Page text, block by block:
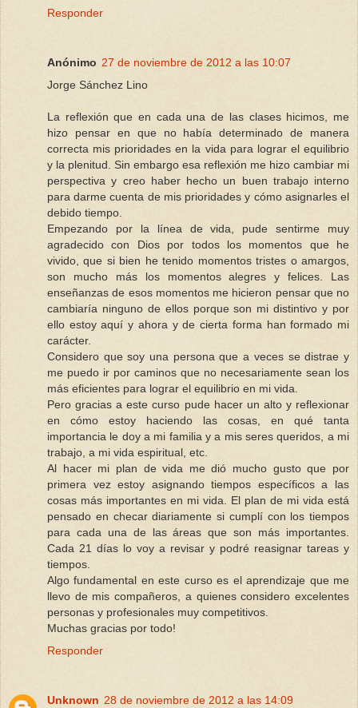
Responder
Anónimo 27 de noviembre de 2012 a las 10:07
Jorge Sánchez Lino
La reflexión que en cada una de las clases hicimos, me
hizo pensar en que no había determinado de manera
correcta mis prioridades en la vida para lograr el equilibrio
y la plenitud. Sin embargo esa reflexión me hizo cambiar mi
perspectiva y creo haber hecho un buen trabajo interno
para darme cuenta de mis prioridades y cómo asignarles el
debido tiempo.
Empezando por la línea de vida, pude sentirme muy
agradecido con Dios por todos los momentos que he
vivido, que si bien he tenido momentos tristes o amargos,
son mucho más los momentos alegres y felices. Las
enseñanzas de esos momentos me hicieron pensar que no
cambiaría ninguno de ellos porque son mi distintivo y por
ello estoy aquí y ahora y de cierta forma han formado mi
carácter.
Considero que soy una persona que a veces se distrae y
me puedo ir por caminos que no necesariamente sean los
más eficientes para lograr el equilibrio en mi vida.
Pero gracias a este curso pude hacer un alto y reflexionar
en cómo estoy haciendo las cosas, en qué tanta
importancia le doy a mi familia y a mis seres queridos, a mi
trabajo, a mi vida espiritual, etc.
Al hacer mi plan de vida me dió mucho gusto que por
primera vez estoy asignando tiempos específicos a las
cosas más importantes en mi vida. El plan de mi vida está
pensado en checar diariamente si cumplí con los tiempos
para cada una de las áreas que son más importantes.
Cada 21 días lo voy a revisar y podré reasignar tareas y
tiempos.
Algo fundamental en este curso es el aprendizaje que me
llevo de mis compañeros, a quienes considero excelentes
personas y profesionales muy competitivos.
Muchas gracias por todo!
Responder
Unknown 28 de noviembre de 2012 a las 14:09